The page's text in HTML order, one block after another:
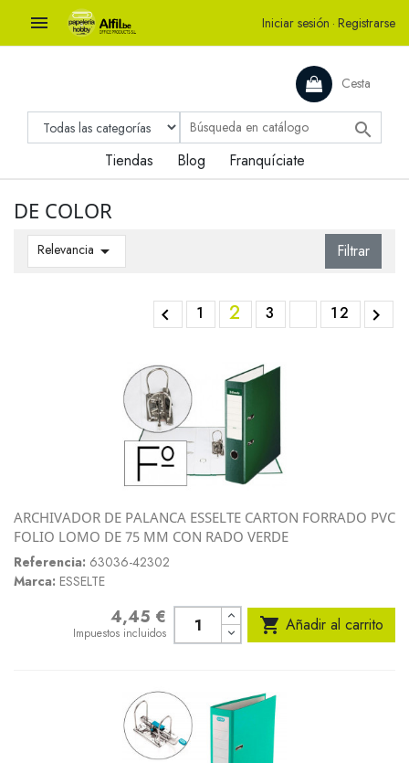
 Iniciar sesión · Registrarse
Cesta

Tiendas Blog Franquíciate
DE COLOR
Relevancia  Filtrar
 1 2 3 12 
ARCHIVADOR DE PALANCA ESSELTE CARTON FORRADO PVC
FOLIO LOMO DE 75 MM CON RADO VERDE
Referencia: 63036-42302
Marca: ESSELTE
4,45 €
Impuestos incluidos  Añadir al carrito